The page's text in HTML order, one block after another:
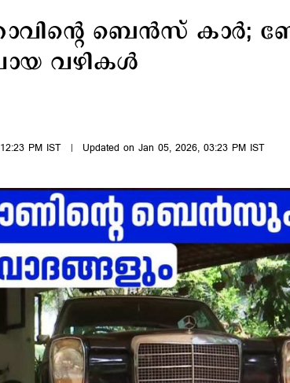
ബെൻസ് കാർ;
വഴികൾ
PM IST Updated on Jan 05, 2026, 03:23 PM IST